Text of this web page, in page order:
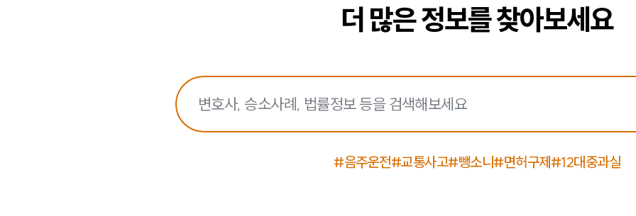
더 많은 정보를 찾아보세요
#음주운전#교통사고#뺑소니#면허구제#12대중과실